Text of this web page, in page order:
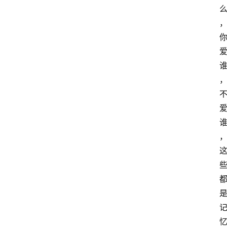
么
，
你
爱
谁
，
不
爱
谁
，
这
些
都
是
记
忆